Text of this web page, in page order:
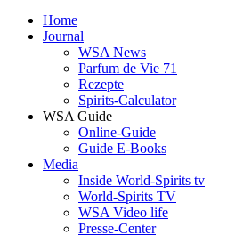
Home
Journal
WSA News
Parfum de Vie 71
Rezepte
Spirits-Calculator
WSA Guide
Online-Guide
Guide E-Books
Media
Inside World-Spirits tv
World-Spirits TV
WSA Video life
Presse-Center